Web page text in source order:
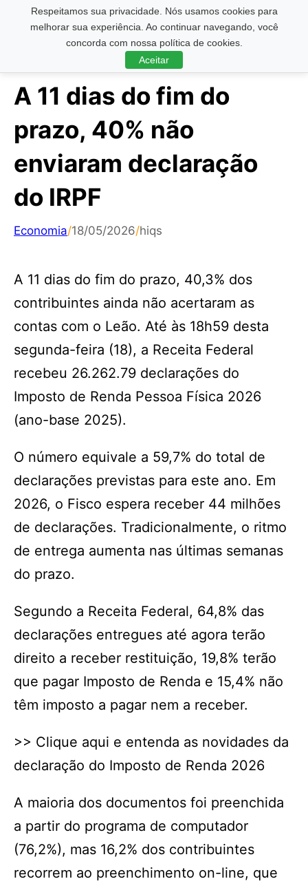
Respeitamos sua privacidade. Nós usamos cookies para
melhorar sua experiência. Ao continuar navegando, você
concorda com nossa política de cookies.
Aceitar
Pesquisar ...
A 11 dias do fim do
prazo, 40% não
enviaram declaração
do IRPF
Economia/18/05/2026/hiqs
A 11 dias do fim do prazo, 40,3% dos
contribuintes ainda não acertaram as
contas com o Leão. Até às 18h59 desta
segunda-feira (18), a Receita Federal
recebeu 26.262.79 declarações do
Imposto de Renda Pessoa Física 2026
(ano-base 2025).
O número equivale a 59,7% do total de
declarações previstas para este ano. Em
2026, o Fisco espera receber 44 milhões
de declarações. Tradicionalmente, o ritmo
de entrega aumenta nas últimas semanas
do prazo.
Segundo a Receita Federal, 64,8% das
declarações entregues até agora terão
direito a receber restituição, 19,8% terão
que pagar Imposto de Renda e 15,4% não
têm imposto a pagar nem a receber.
>> Clique aqui e entenda as novidades da
declaração do Imposto de Renda 2026
A maioria dos documentos foi preenchida
a partir do programa de computador
(76,2%), mas 16,2% dos contribuintes
recorrem ao preenchimento on-line, que